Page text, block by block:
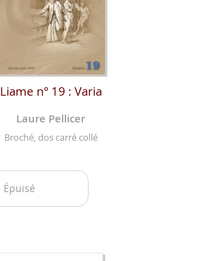
Liame n° 19 : Varia
Laure Pellicer
Broché, dos carré collé
Épuisé